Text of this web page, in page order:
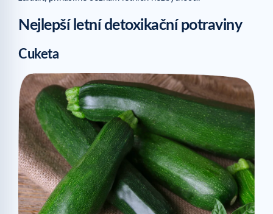
Nejlepší letní detoxikační potraviny
Cuketa